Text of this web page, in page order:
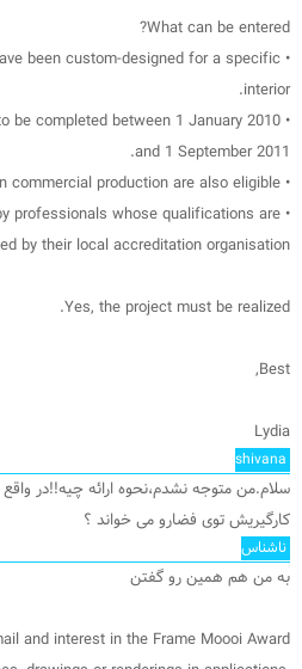
What can be entered?
been custom-designed for a specific
interior.
be completed between 1 January 2010
and 1 September 2011.
• Products already in commercial production are also eligible.
professionals whose qualifications are
by their local accreditation organisation.
Yes, the project must be realized.
Best,
Lydia
سلام.من متوجه نشدم،نحوه ارائه چیه!!در
کارگیریش توی فضارو می خواند ؟
ناشناس
به من هم همین رو گفتن
and interest in the Frame Moooi Award.